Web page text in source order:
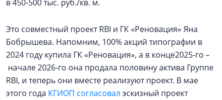
в 450-500 тыс. руб./кв. м.
Это совместный проект RBI и ГК «Реновация» Яна
Бобрышева. Напомним, 100% акций типографии в
2024 году купила ГК «Реновация», а в конце2025-го –
начале 2026-го она продала половину актива Группе
RBI, и теперь они вместе реализуют проект. В мае
этого года КГИОП согласовал эскизный проект